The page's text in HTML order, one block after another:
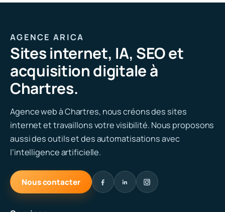
AGENCE ARICA
Sites internet, IA, SEO et
acquisition digitale à
Chartres.
Agence web à Chartres, nous créons des sites
internet et travaillons votre visibilité. Nous proposons
aussi des outils et des automatisations avec
l’intelligence artificielle.
Nous contacter